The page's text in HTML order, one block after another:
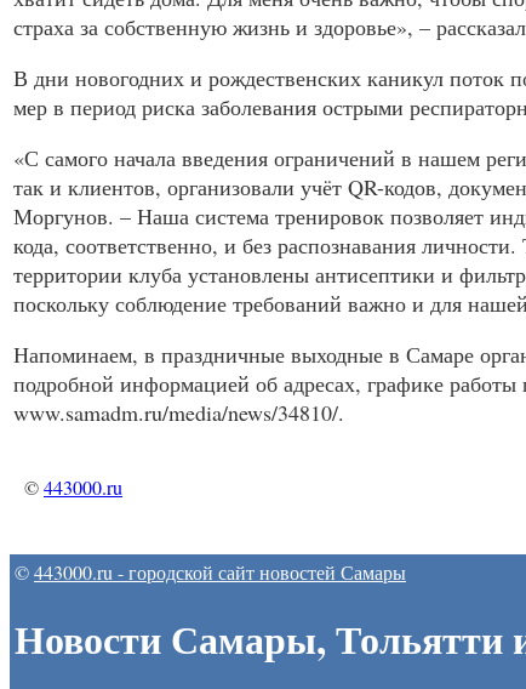
страха за собственную жизнь и здоровье», –
В дни новогодних и рождественских каникул поток
мер в период риска заболевания острыми
«С самого начала введения ограничений в нашем
так и клиентов, организовали учёт QR-кодов,
Моргунов. – Наша система тренировок позволяет
кода, соответственно, и без распознавания
территории клуба установлены антисептики и
поскольку соблюдение требований важно и для
Напоминаем, в праздничные выходные в Самаре
подробной информацией об адресах, графике
www.samadm.ru/media/news/34810/.
©443000.ru
©443000.ru - городской сайт новостей Самары
Новости Самары, Тольятти